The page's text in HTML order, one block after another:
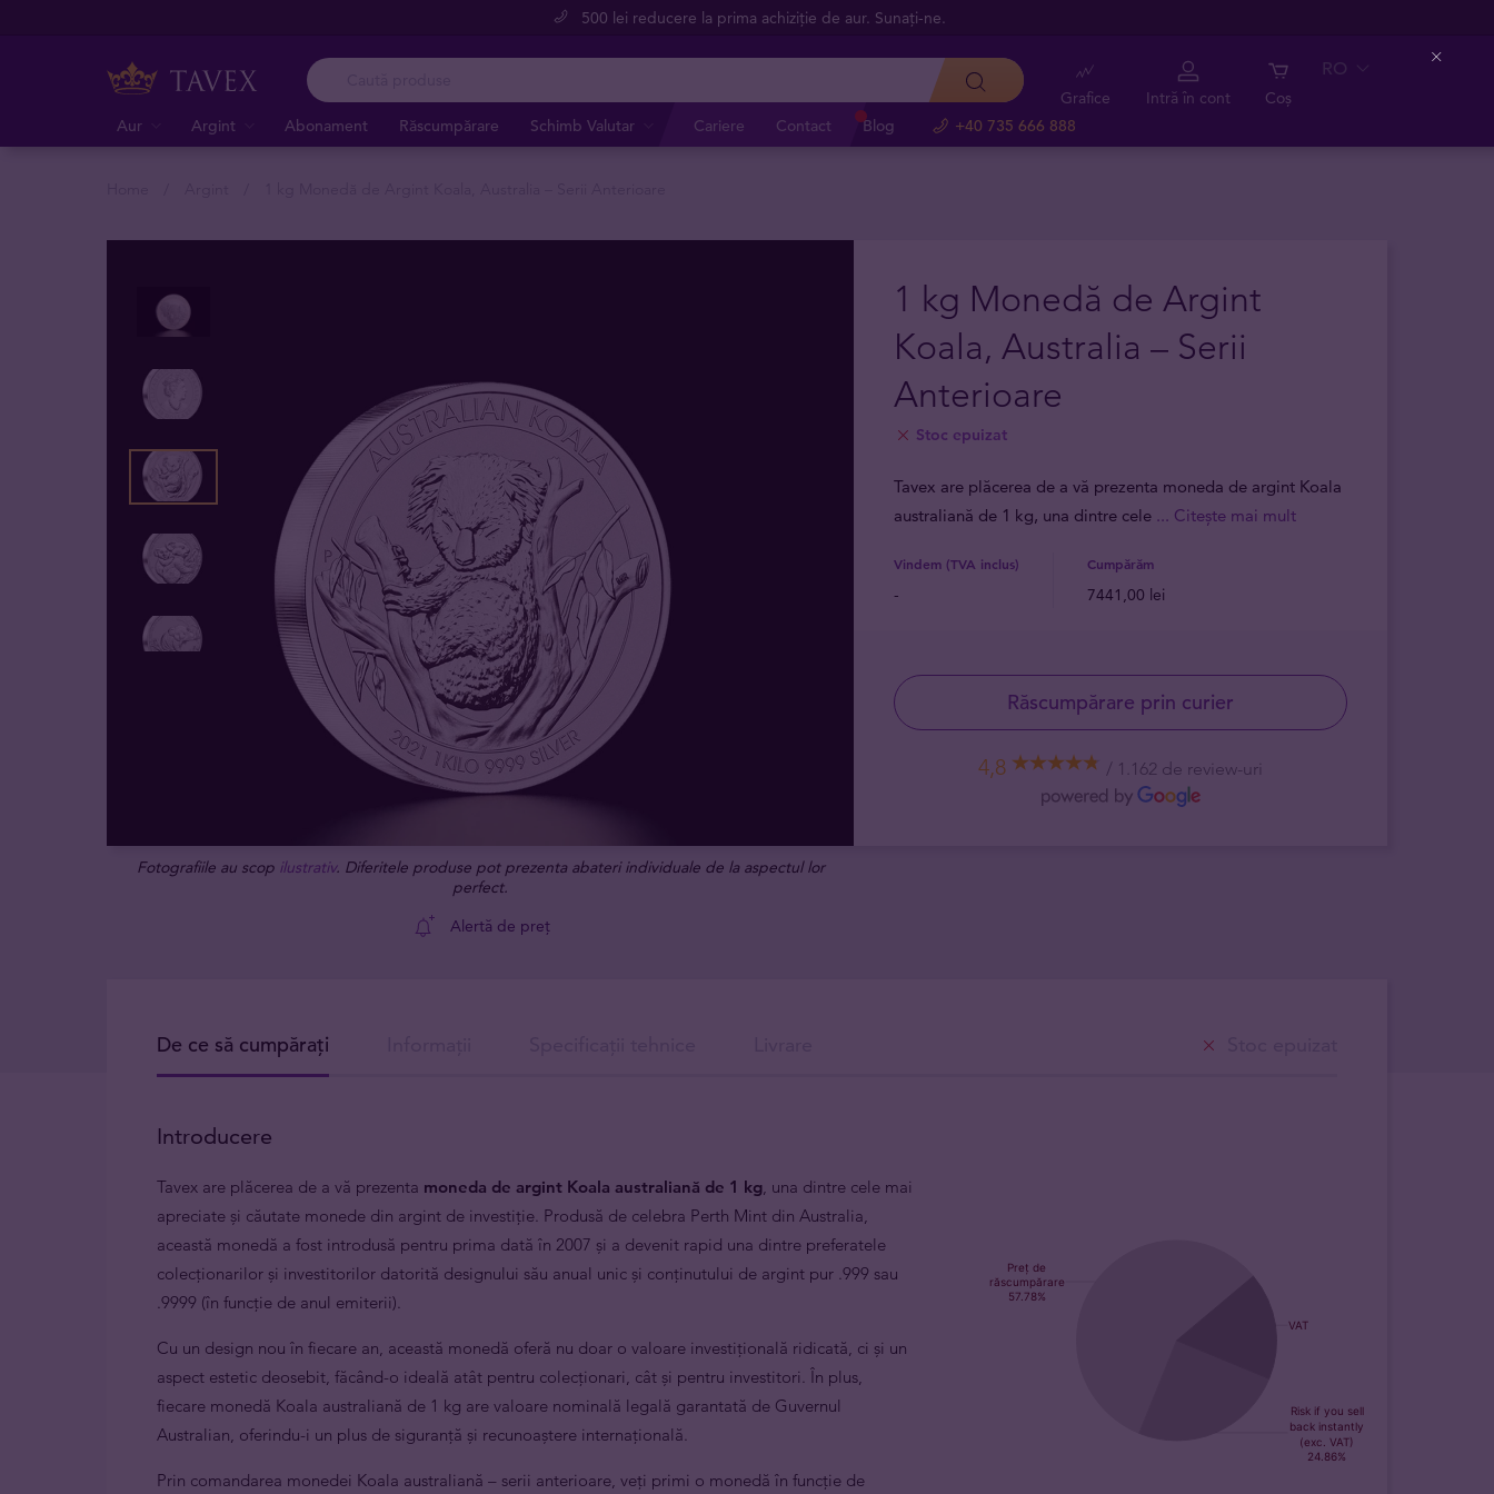
500 lei reducere la prima achiziție de aur. Sunați-ne.
Aur Argint Abonament Răscumpărare Schimb Valutar Cariere Contact Blog +40 735 666 888
Grafice Intră în cont Coș
RO
1 kg Monedă de Argint
Koala, Australia – Serii
Anterioare
Stoc epuizat
Tavex are plăcerea de a vă prezenta moneda de argint Koala
australiană de 1 kg, una dintre cele ... Citește mai mult
Vindem (TVA inclus) Cumpărăm
- 7441,00 lei
Răscumpărare prin curier
4,8 1.162 de review-uri
Fotografiile au scop ilustrativ. Diferitele produse pot prezenta abateri individuale de la aspectul lor
perfect.
Alertă de preț
De ce să cumpărați
Introducere
Tavex are plăcerea de a vă prezenta moneda de argint Koala australiană de 1 kg , una dintre cele mai
apreciate și căutate monede din argint de investiție. Produsă de celebra Perth Mint din Australia,
această monedă a fost introdusă pentru prima dată în 2007 și a devenit rapid una dintre preferatele
colecționarilor și investitorilor datorită designului său anual unic și conținutului de argint pur .999 sau
.9999 (în funcție de anul emiterii).
Cu un design nou în fiecare an, această monedă oferă nu doar o valoare investițională ridicată, ci și un
aspect estetic deosebit, făcând-o ideală atât pentru colecționari, cât și pentru investitori. În plus,
fiecare monedă Koala australiană de 1 kg are valoare nominală legală garantată de Guvernul
Australian, oferindu-i un plus de siguranță și recunoaștere internațională.
Prin comandarea monedei Koala australiană – serii anterioare, veți primi o monedă în funcție de
Close